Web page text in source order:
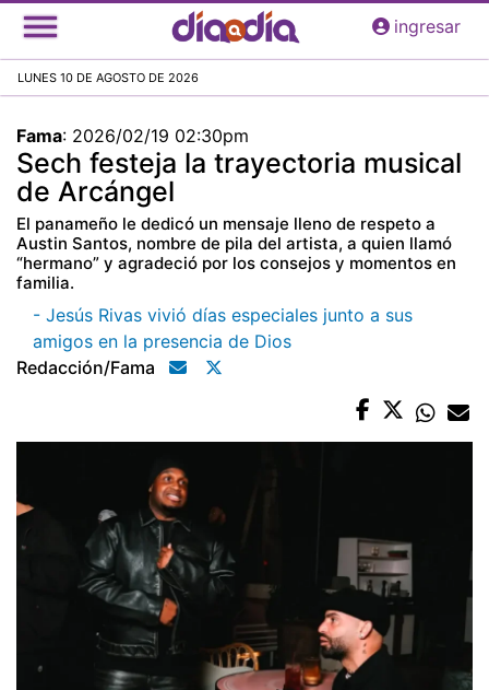
Pasar
al
principal
ingresar
LUNES 10 DE AGOSTO DE 2026
Fama: 2026/02/19 02:30pm
Sech festeja la trayectoria musical
de Arcángel
El panameño le dedicó un mensaje lleno de respeto a
Austin Santos, nombre de pila del artista, a quien llamó
“hermano” y agradeció por los consejos y momentos en
familia.
- Jesús Rivas vivió días especiales junto a sus
amigos en la presencia de Dios
Redacción/fama